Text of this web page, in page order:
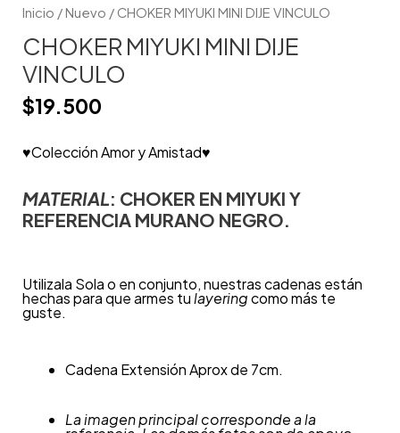
Inicio /Nuevo / CHOKER MIYUKI MINI DIJE VINCULO
CHOKER MIYUKI MINI DIJE
VINCULO
$19.500
♥Colección Amor y Amistad♥
MATERIAL: CHOKER EN MIYUKI Y
REFERENCIA MURANO NEGRO.
Utilizala Sola o en conjunto, nuestras cadenas están
hechas para que armes tulayeringcomo más te
guste.
Cadena Extensión Aprox de 7cm.
La imagen principal corresponde a la